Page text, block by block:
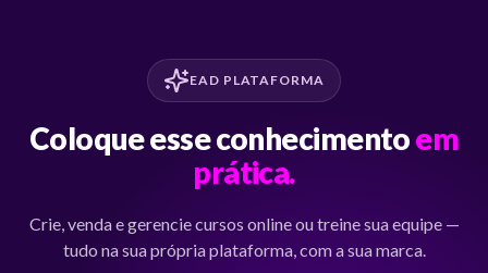
EAD PLATAFORMA
Coloque esse conhecimentoem
prática.
Crie, venda e gerencie cursos online ou treine sua equipe —
tudo na sua própria plataforma, com a sua marca.